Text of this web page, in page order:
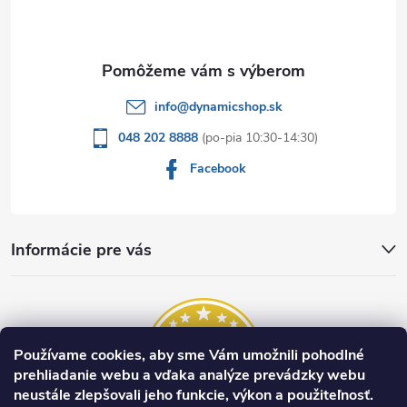
Používame cookies, aby sme Vám umožnili pohodlné
prehliadanie webu a vďaka analýze prevádzky webu
neustále zlepšovali jeho funkcie, výkon a použiteľnosť.
Informácie pre vás
info@dynamicshop.sk
048 202 8888
Facebook